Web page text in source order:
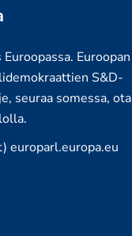
Euroopan
S&D-
seuraa somessa, ota
europarl.europa.eu